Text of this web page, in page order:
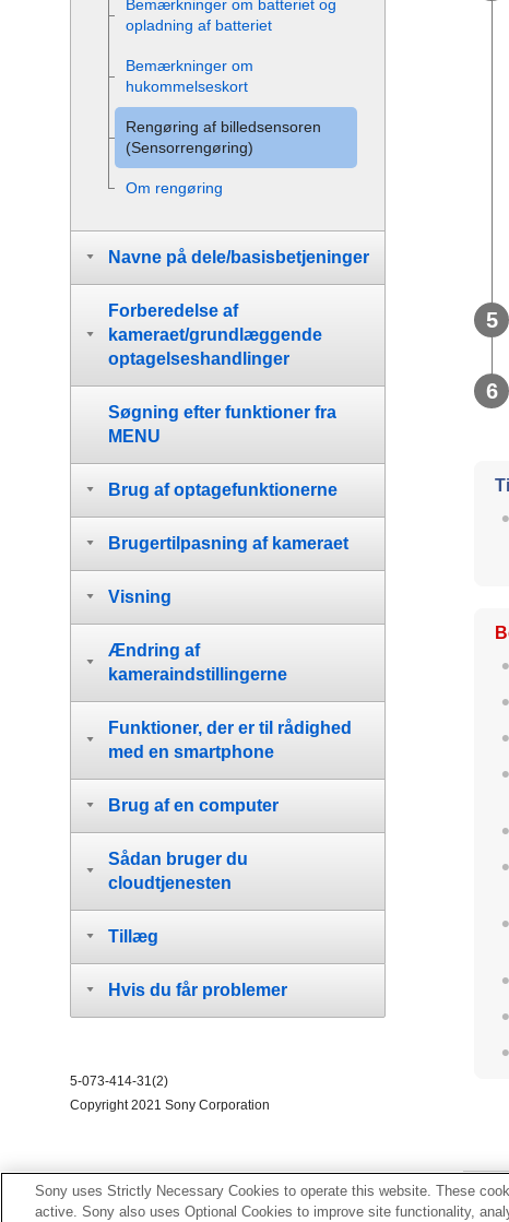
Bemærkninger om batteriet og
opladning af batteriet
Bemærkninger om
hukommelseskort
Rengøring af billedsensoren
(Sensorrengøring)
Om rengøring
Navne på dele/basisbetjeninger
Forberedelse af
kameraet/grundlæggende
optagelseshandlinger
Søgning efter funktioner fra
MENU
Brug af optagefunktionerne
Brugertilpasning af kameraet
Visning
Ændring af
kameraindstillingerne
Funktioner, der er til rådighed
med en smartphone
Brug af en computer
Sådan bruger du
cloudtjenesten
Tillæg
Hvis du får problemer
5-073-414-31(2)
Copyright 2021 Sony Corporation
Sony uses Strictly Necessary Cookies to operate this website. These
active. Sony also uses Optional Cookies to improve site functionality,